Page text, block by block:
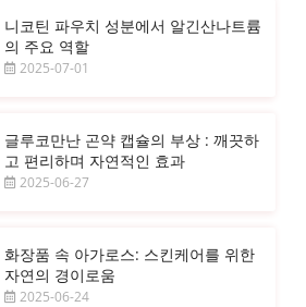
니코틴 파우치 성분에서 알긴산나트륨
의 주요 역할
2025-07-01
글루코만난 곤약 캡슐의 부상 : 깨끗하
고 편리하며 자연적인 효과
2025-06-27
화장품 속 아가로스: 스킨케어를 위한
자연의 경이로움
2025-06-24